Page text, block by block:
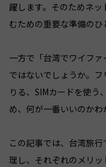
躍します。そのためネ
むための重要な準備のひ
一方で「台湾でワイフ
ではないでしょうか。
りる、SIMカードを使う
め、何が一番いいのかわ
この記事では、台湾旅
理し、それぞれのメリ